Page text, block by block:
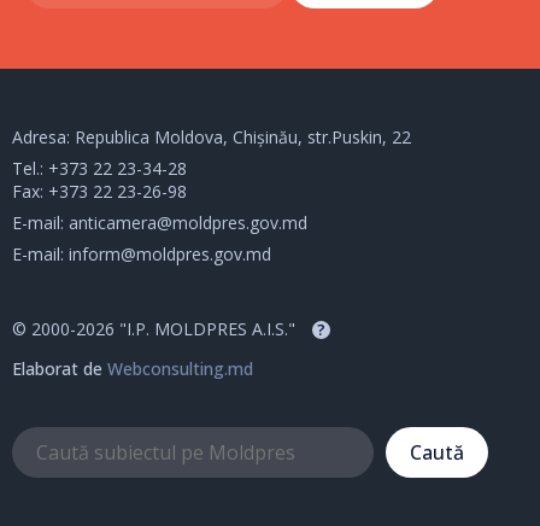
Adresa: Republica Moldova, Chișinău, str.Puskin, 22
Tel.: +373 22 23-34-28
Fax: +373 22 23-26-98
E-mail: anticamera@moldpres.gov.md
E-mail: inform@moldpres.gov.md
© 2000-2026 "I.P. MOLDPRES A.I.S." ?
Elaborat de Webconsulting.md
Caută